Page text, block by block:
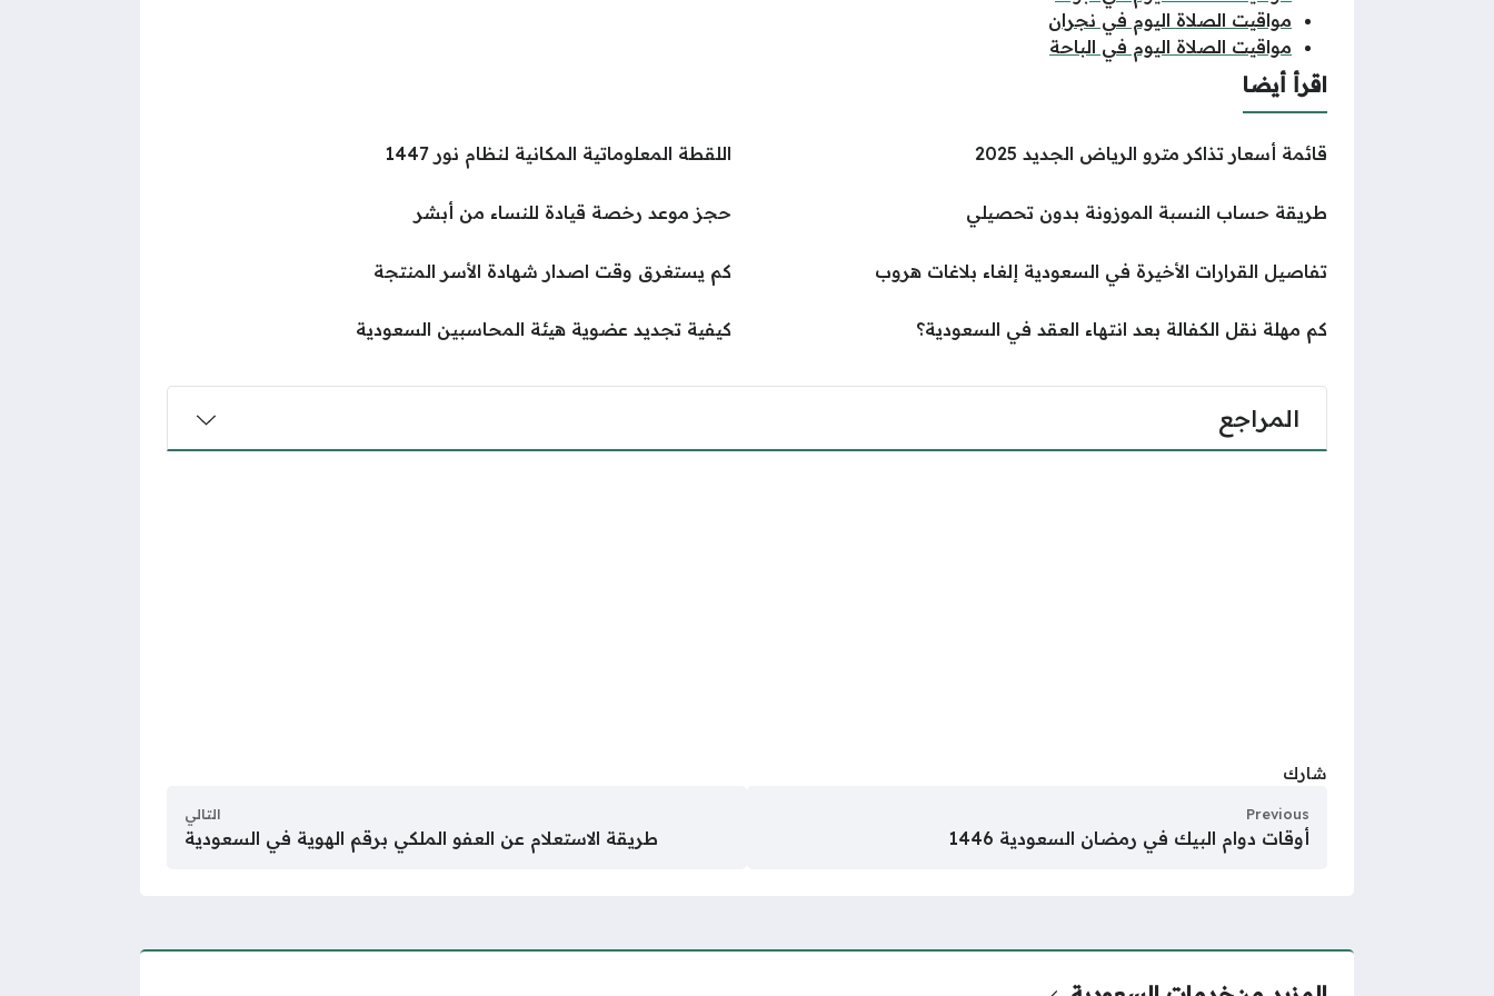
مواقيت الصلاة اليوم في نجران
مواقيت الصلاة اليوم في الباحة
اقرأ أيضا
قائمة أسعار تذاكر مترو الرياض الجديد 2025 اللقطة المعلوماتية المكانية لنظام نور 1447
طريقة حساب النسبة الموزونة بدون تحصيلي حجز موعد رخصة قيادة للنساء من أبشر
تفاصيل القرارات الأخيرة في السعودية إلغاء بلاغات هروب كم يستغرق وقت اصدار شهادة الأسر المنتجة
كم مهلة نقل الكفالة بعد انتهاء العقد في السعودية؟ كيفية تجديد عضوية هيئة المحاسبين السعودية
المراجع
شارك
Previous
أوقات دوام البيك في رمضان السعودية 1446
التالي
طريقة الاستعلام عن العفو الملكي برقم الهوية في السعودية